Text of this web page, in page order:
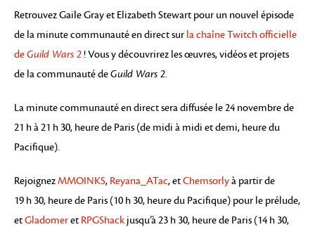
Retrouvez Gaile Gray et Elizabeth Stewart pour un nouvel épisode
de la minute communauté en direct sur la chaîne Twitch officielle
deGuild Wars 2! Vous y découvrirez les œuvres, vidéos et projets
de la communauté deGuild Wars 2.
La minute communauté en direct sera diffusée le 24 novembre de
21 h à 21 h 30, heure de Paris (de midi à midi et demi, heure du
Pacifique).
RejoignezMMOINKS, Reyana_ATac, etChemsorlyà partir de
19 h 30, heure de Paris (10 h 30, heure du Pacifique) pour le prélude,
etGladomeret RPGShack jusqu’à 23 h 30, heure de Paris (14 h 30,